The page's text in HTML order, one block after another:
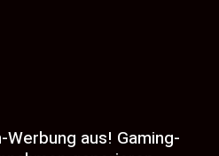
Werbung aus! Gaming-